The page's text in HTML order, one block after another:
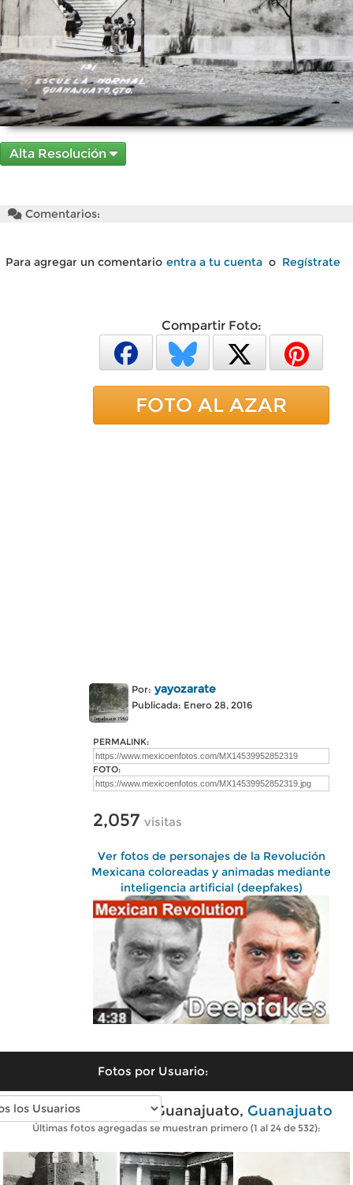
Alta Resolución
Comentarios:
Para agregar un comentario entra a tu cuenta o Regístrate
Compartir Foto:
FOTO AL AZAR
Por: yayozarate
Publicada: Enero 28, 2016
PERMALINK:
FOTO:
2,057 visitas
Ver fotos de personajes de la Revolución
Mexicana coloreadas y animadas mediante
inteligencia artificial (deepfakes)
Fotos por Usuario:
Fotos antiguas de Guanajuato, Guanajuato
Últimas fotos agregadas se muestran primero (1 al 24 de 532):